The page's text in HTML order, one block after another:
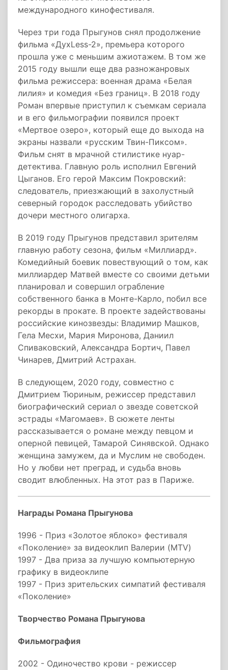
международного кинофестиваля.
Через три года Прыгунов снял продолжение
фильма «ДухLess-2», премьера которого
прошла уже с меньшим ажиотажем. В том же
2015 году вышли еще два разножанровых
фильма режиссера: военная драма «Белая
лилия» и комедия «Без границ». В 2018 году
Роман впервые приступил к съемкам сериала
и в его фильмографии появился проект
«Мертвое озеро», который еще до выхода на
экраны назвали «русским Твин-Пиксом».
Фильм снят в мрачной стилистике нуар-
детектива. Главную роль исполнил Евгений
Цыганов. Его герой Максим Покровский:
следователь, приезжающий в захолустный
северный городок расследовать убийство
дочери местного олигарха.
В 2019 году Прыгунов представил зрителям
главную работу сезона, фильм «Миллиард».
Комедийный боевик повествующий о том, как
миллиардер Матвей вместе со своими детьми
планировал и совершил ограбление
собственного банка в Монте-Карло, побил все
рекорды в прокате. В проекте задействованы
российские кинозвезды: Владимир Машков,
Гела Месхи, Мария Миронова, Даниил
Спиваковский, Александра Бортич, Павел
Чинарев, Дмитрий Астрахан.
В следующем, 2020 году, совместно с
Дмитрием Тюриным, режиссер представил
биографический сериал о звезде советской
эстрады «Магомаев». В сюжете ленты
рассказывается о романе между певцом и
оперной певицей, Тамарой Синявской. Однако
женщина замужем, да и Муслим не свободен.
Но у любви нет преград, и судьба вновь
сводит влюбленных. На этот раз в Париже.
Награды Романа Прыгунова
1996 - Приз «Золотое яблоко» фестиваля
«Поколение» за видеоклип Валерии (MTV)
1997 - Два приза за лучшую компьютерную
графику в видеоклипе
1997 - Приз зрительских симпатий фестиваля
«Поколение»
Творчество Романа Прыгунова
Фильмография
2002 - Одиночество крови - режиссер